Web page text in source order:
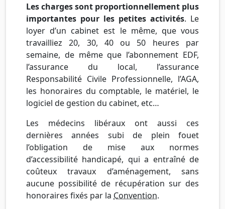
Les charges sont proportionnellement plus
importantes pour les petites activités. Le
loyer d’un cabinet est le même, que vous
travailliez 20, 30, 40 ou 50 heures par
semaine, de même que l’abonnement EDF,
l’assurance du local, l’assurance
Responsabilité Civile Professionnelle, l’AGA,
les honoraires du comptable, le matériel, le
logiciel de gestion du cabinet, etc…
Les médecins libéraux ont aussi ces
dernières années subi de plein fouet
l’obligation de mise aux normes
d’accessibilité handicapé, qui a entraîné de
coûteux travaux d’aménagement, sans
aucune possibilité de récupération sur des
honoraires fixés par la Convention.